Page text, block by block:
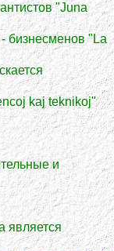
"Juna
бизнесменов "La
kaj teknikoj"
и
является